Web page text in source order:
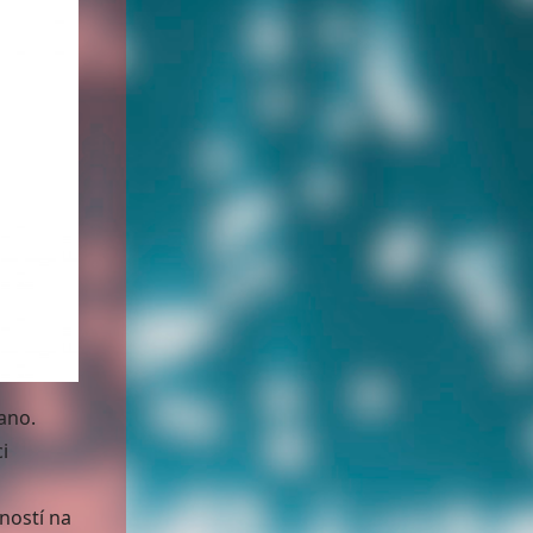
na